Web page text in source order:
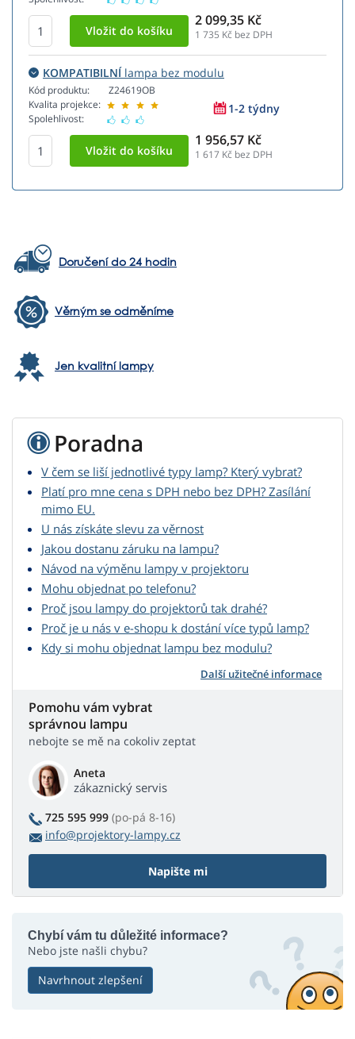
2 099,35 Kč
1 735 Kč bez DPH
KOMPATIBILNÍlampa bez modulu
Kód produktu:
Kvalita projekce:
Spolehlivost:
Z24619OB
1-2 týdny
1 956,57 Kč
1 617 Kč bez DPH
Doručení do 24 hodin
Věrným se odměníme
Jen kvalitní lampy
Poradna
V čem se liší jednotlivé typy lamp? Který vybrat?
Platí pro mne cena s DPH nebo bez DPH? Zasílání
mimo EU.
U nás získáte slevu za věrnost
Jakou dostanu záruku na lampu?
Návod na výměnu lampy v projektoru
Mohu objednat po telefonu?
Proč jsou lampy do projektorů tak drahé?
Proč je u nás v e-shopu k dostání více typů lamp?
Kdy si mohu objednat lampu bez modulu?
Další užitečné informace
Pomohu vám vybrat
správnou lampu
nebojte se mě na cokoliv zeptat
Aneta
zákaznický servis
725 595 999 (po-pá 8-16)
info@projektory-lampy.cz
Napište mi
Chybí vám tu důležité informace?
Nebo jste našli chybu?
Navrhnout zlepšení